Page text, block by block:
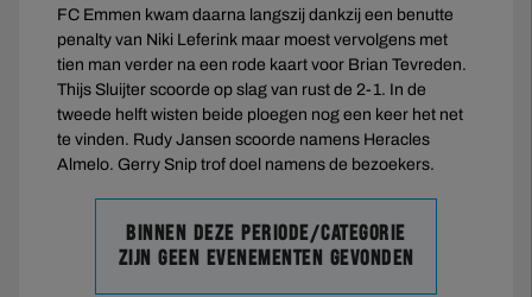
FC Emmen kwam daarna langszij dankzij een benutte
penalty van Niki Leferink maar moest vervolgens met
tien man verder na een rode kaart voor Brian Tevreden.
Thijs Sluijter scoorde op slag van rust de 2-1. In de
tweede helft wisten beide ploegen nog een keer het net
te vinden. Rudy Jansen scoorde namens Heracles
Almelo. Gerry Snip trof doel namens de bezoekers.
Binnen deze periode/categorie
zijn geen evenementen gevonden